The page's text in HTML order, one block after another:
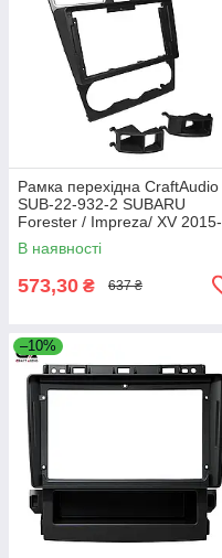
Рамка перехідна CraftAudio
SUB-22-932-2 SUBARU
Forester / Impreza/ XV 2015-
2017 (2 аварійні заходи)
В наявності
573,30 ₴ 637 ₴
–10%